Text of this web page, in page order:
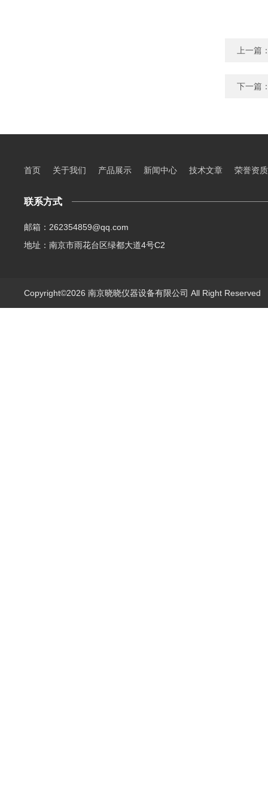
上一篇
下一篇
首页 关于我们 产品展示 新闻中心 技术文章 荣誉资质
联系方式
邮箱：262354859@qq.com
地址：南京市雨花台区绿都大道4号C2
Copyright©2026 南京晓晓仪器设备有限公司 All Right